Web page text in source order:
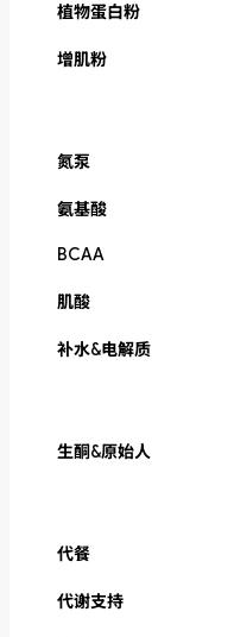
植物蛋白粉
增肌粉
氮泵
氨基酸
BCAA
肌酸
补水&电解质
生酮&原始人
代餐
代谢支持